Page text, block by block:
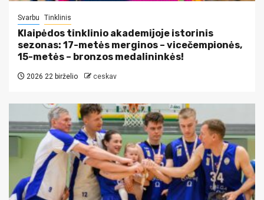
Svarbu Tinklinis
Klaipėdos tinklinio akademijoje istorinis
sezonas: 17-metės merginos – vicečempionės,
15-metės – bronzos medalininkės!
2026 22 birželio ceskav